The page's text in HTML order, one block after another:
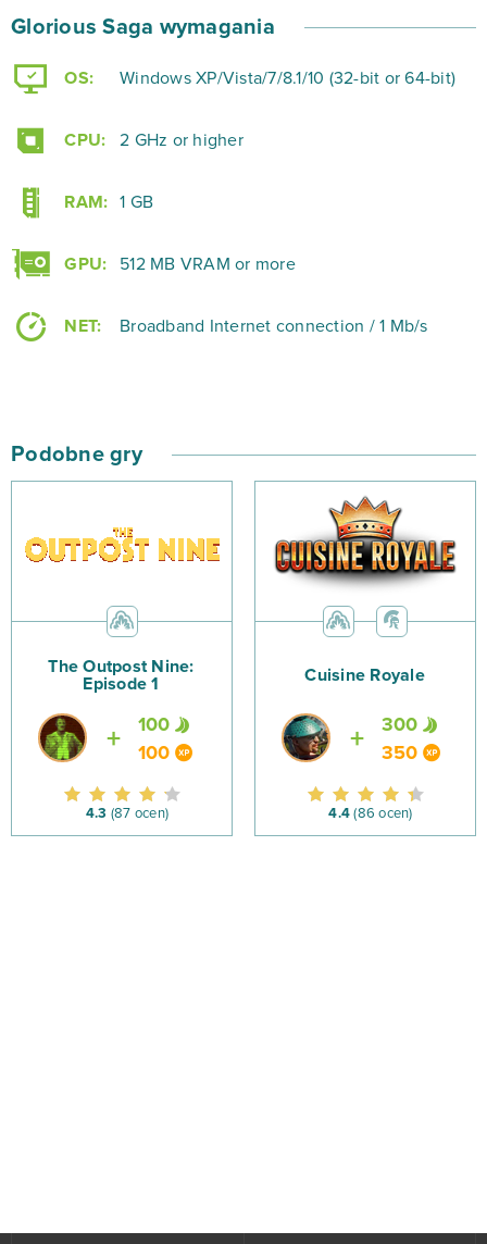
będziesz mógł prędko oderwać się od tego
emocjonującego świata przygód fantasy! A lubisz gry
fantasy, prawda?
Glorious Saga wymagania
OS: Windows XP/Vista/7/8.1/10 (32-bit or 64-bit)
CPU: 2 GHz or higher
RAM: 1 GB
GPU: 512 MB VRAM or more
NET: Broadband Internet connection / 1 Mb/s
Podobne gry
The Outpost Nine:
Episode 1
100
100
4.3 (87 ocen)
Cuisine Royale
300
350
4.4 (86 ocen)